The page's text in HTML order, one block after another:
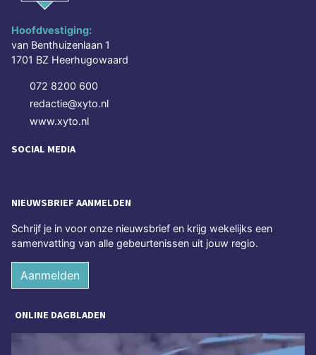
Hoofdvestiging:
van Benthuizenlaan 1
1701 BZ Heerhugowaard
072 8200 600
redactie@xyto.nl
www.xyto.nl
SOCIAL MEDIA
NIEUWSBRIEF AANMELDEN
Schrijf je in voor onze nieuwsbrief en krijg wekelijks een
samenvatting van alle gebeurtenissen uit jouw regio.
Aanmelden
ONLINE DAGBLADEN